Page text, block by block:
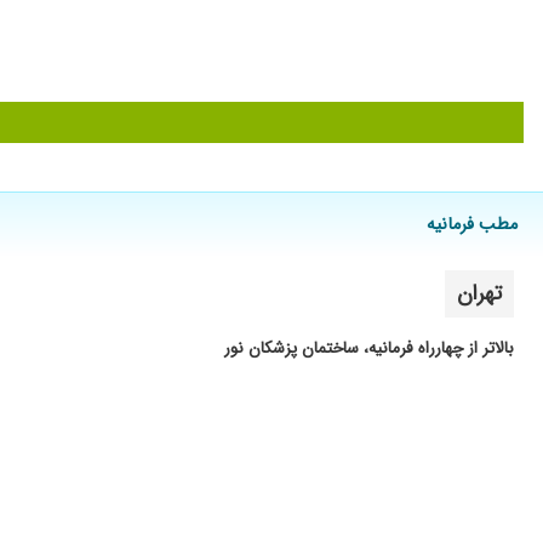
مطب فرمانیه
تهران
بالاتر از چهارراه فرمانیه، ساختمان پزشکان نور